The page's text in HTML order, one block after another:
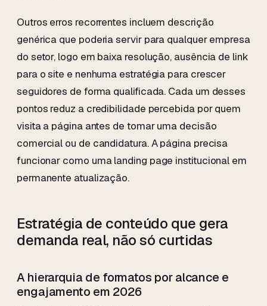
Outros erros recorrentes incluem descrição
genérica que poderia servir para qualquer empresa
do setor, logo em baixa resolução, ausência de link
para o site e nenhuma estratégia para crescer
seguidores de forma qualificada. Cada um desses
pontos reduz a credibilidade percebida por quem
visita a página antes de tomar uma decisão
comercial ou de candidatura. A página precisa
funcionar como uma landing page institucional em
permanente atualização.
Estratégia de conteúdo que gera
demanda real, não só curtidas
A hierarquia de formatos por alcance e
engajamento em 2026